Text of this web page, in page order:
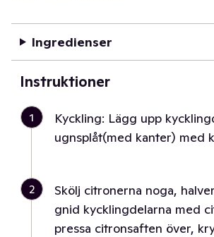
Ingredienser
Instruktioner
1
Kyckling: Lägg upp
ugnsplåt(med kanter) med
2
Skölj citronerna noga,
gnid kycklingdelarna med
pressa citronsaften över,